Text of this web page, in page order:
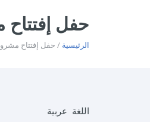
حفل
الرئيسية / حفل إفتتاح
‏اللغة ‏ عربية